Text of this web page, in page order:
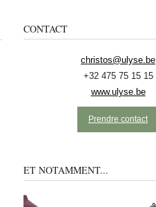
ECOLO
CONTACT
christos@ulyse.be
+32 475 75 15 15
www.ulyse.be
Prendre contact
ET NOTAMMENT...